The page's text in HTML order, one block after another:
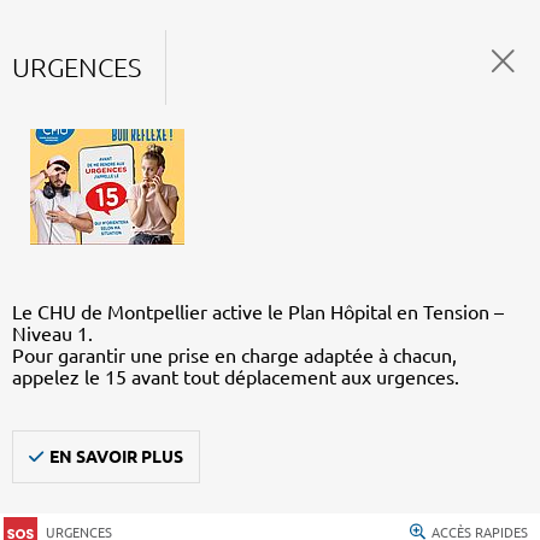
URGENCES
Le CHU de Montpellier active le Plan Hôpital en Tension –
Niveau 1.
Pour garantir une prise en charge adaptée à chacun,
appelez le 15 avant tout déplacement aux urgences.
EN SAVOIR PLUS
URGENCES ACCÈS RAPIDES